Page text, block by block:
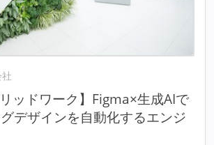
リッドワーク】Figma×生成AIで
デザインを自動化するエンジ